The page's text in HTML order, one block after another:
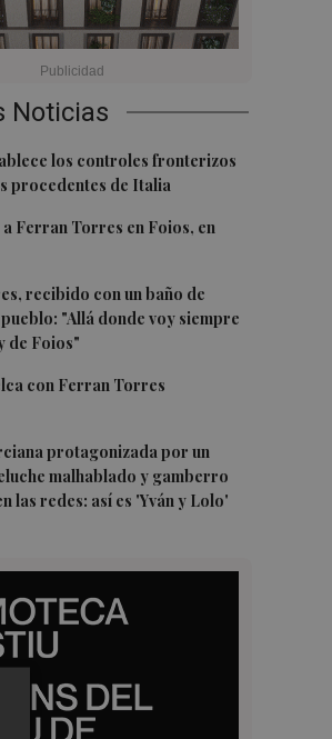
Noticias
los controles fronterizos
procedentes de Italia
a Ferran Torres en Foios, en
recibido con un baño de
pueblo: "Allá donde voy siempre
de Foios"
con Ferran Torres
protagonizada por un
malhablado y gamberro
las redes: así es 'Yván y Lolo'